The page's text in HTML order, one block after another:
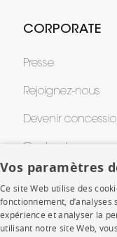
CORPORATE
Presse
Rejoignez-nous
Devenir
Contract
SHOP
Points de vente
Vos paramètres
Ce site Web utilise des
fonctionnement,
expérience et analyser la
utilisant notre site Web,